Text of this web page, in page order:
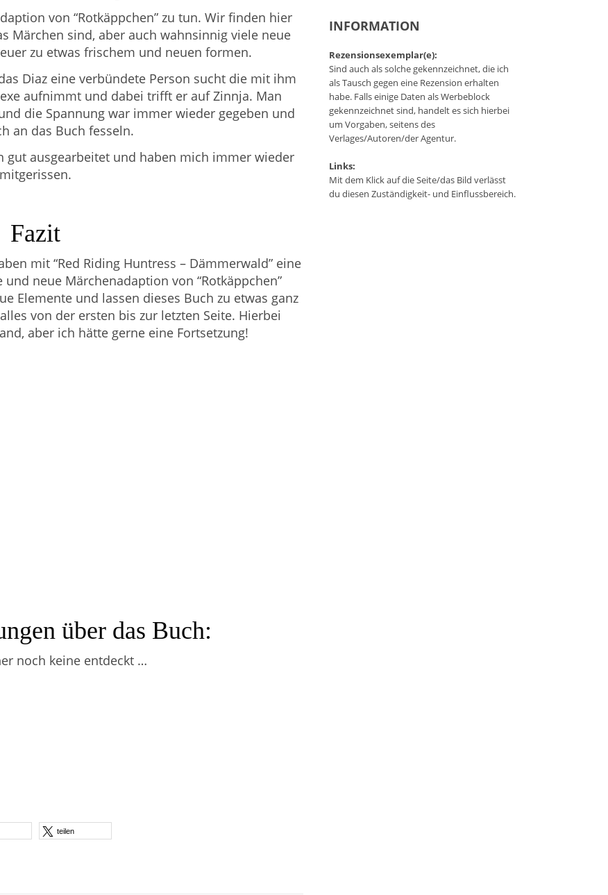
von “Rotkäppchen” zu tun. Wir finden hier
Märchen sind, aber auch wahnsinnig viele neue
zu etwas frischem und neuen formen.
Diaz eine verbündete Person sucht die mit ihm
aufnimmt und dabei trifft er auf Zinnja. Man
die Spannung war immer wieder gegeben und
an das Buch fesseln.
gut ausgearbeitet und haben mich immer wieder
mitgerissen.
Fazit
mit “Red Riding Huntress – Dämmerwald” eine
neue Märchenadaption von “Rotkäppchen”
Elemente und lassen dieses Buch zu etwas ganz
von der ersten bis zur letzten Seite. Hierbei
aber ich hätte gerne eine Fortsetzung!
über das Buch:
noch keine entdeckt …
teilen
INFORMATION
Rezensionsexemplar(e):
Sind auch als solche gekennzeichnet, die ich
als Tausch gegen eine Rezension erhalten
habe. Falls einige Daten als Werbeblock
gekennzeichnet sind, handelt es sich hierbei
um Vorgaben, seitens des
Verlages/Autoren/der Agentur.
Links:
Mit dem Klick auf die Seite/das Bild verlässt
du diesen Zuständigkeit- und Einflussbereich.